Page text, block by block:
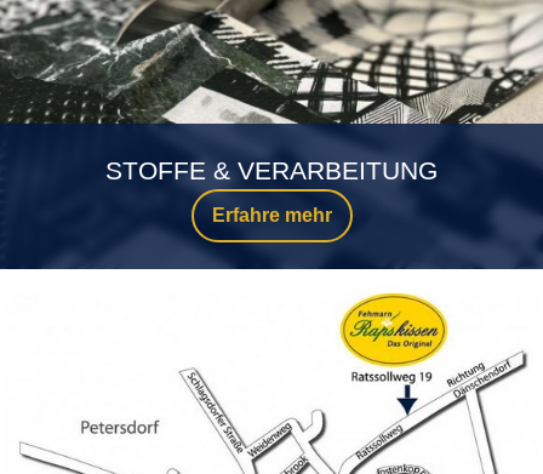
Erfahre mehr
STOFFE & VERARBEITUNG